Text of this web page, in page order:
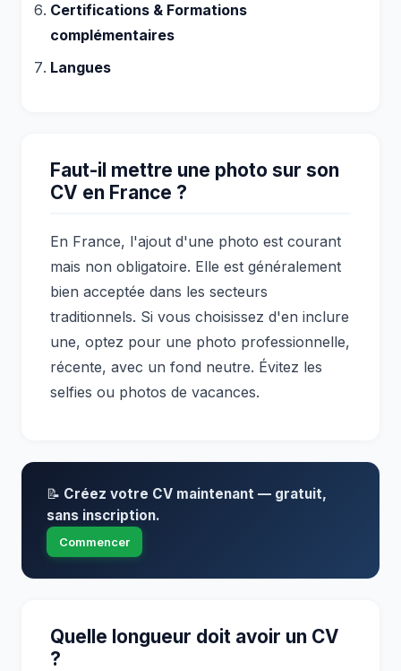
Certifications & Formations
complémentaires
Langues
Faut-il mettre une photo sur son
CV en France ?
En France, l'ajout d'une photo est courant
mais non obligatoire. Elle est généralement
bien acceptée dans les secteurs
traditionnels. Si vous choisissez d'en inclure
une, optez pour une photo professionnelle,
récente, avec un fond neutre. Évitez les
selfies ou photos de vacances.
📝 Créez votre CV maintenant — gratuit,
sans inscription.
Commencer
Quelle longueur doit avoir un CV
?